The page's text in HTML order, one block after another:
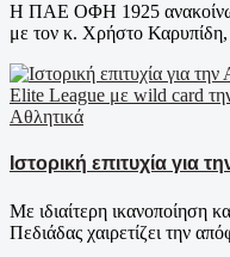
Η ΠΑΕ ΟΦΗ 1925
με τον κ. Χρήστο
Αθλητικά
Ιστορική επιτυχία για
Με ιδιαίτερη ικανοποίηση
Πεδιάδας χαιρετίζει την